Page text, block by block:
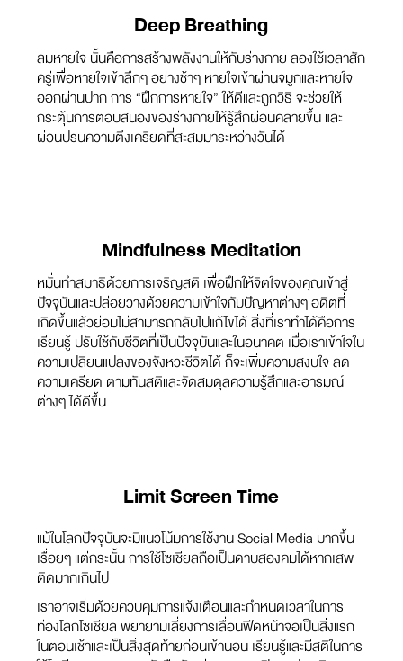
Deep Breathing
ลมหายใจ นั้นคือการสร้างพลังงานให้กับร่างกาย ลองใช้เวลาสัก
ครู่เพื่อหายใจเข้าลึกๆ อย่างช้าๆ หายใจเข้าผ่านจมูกและหายใจ
ออกผ่านปาก การ “ฝึกการหายใจ” ให้ดีและถูกวิธี จะช่วยให้
กระตุ้นการตอบสนองของร่างกายให้รู้สึกผ่อนคลายขึ้น และ
ผ่อนปรนความตึงเครียดที่สะสมมาระหว่างวันได้
Mindfulness Meditation
หมั่นทำสมาธิด้วยการเจริญสติ เพื่อฝึกให้จิตใจของคุณเข้าสู่
ปัจจุบันและปล่อยวางด้วยความเข้าใจกับปัญหาต่างๆ อดีตที่
เกิดขึ้นแล้วย่อมไม่สามารถกลับไปแก้ไขได้ สิ่งที่เราทำได้คือการ
เรียนรู้ ปรับใช้กับชีวิตที่เป็นปัจจุบันและในอนาคต เมื่อเราเข้าใจใน
ความเปลี่ยนแปลงของจังหวะชีวิตได้ ก็จะเพิ่มความสงบใจ ลด
ความเครียด ตามทันสติและจัดสมดุลความรู้สึกและอารมณ์
ต่างๆ ได้ดีขึ้น
Limit Screen Time
แม้ในโลกปัจจุบันจะมีแนวโน้มการใช้งาน Social Media มากขึ้น
เรื่อยๆ แต่กระนั้น การใช้โซเชียลถือเป็นดาบสองคมได้หากเสพ
ติดมากเกินไป
เราอาจเริ่มด้วยควบคุมการแจ้งเตือนและกำหนดเวลาในการ
ท่องโลกโซเชียล พยายามเลี่ยงการเลื่อนฟีดหน้าจอเป็นสิ่งแรก
ในตอนเช้าและเป็นสิ่งสุดท้ายก่อนเข้านอน เรียนรู้และมีสติในการ